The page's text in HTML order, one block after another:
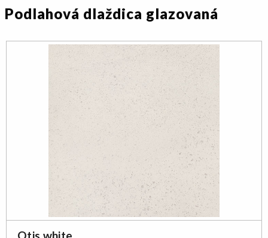
Podlahová dlaždica glazovaná